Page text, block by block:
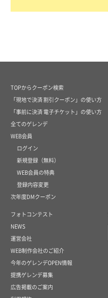
TOPからクーポン検索
「現地で決済 割引クーポン」の使い方
「事前に決済 電子チケット」の使い方
全てのゲレンデ
WEB会員
ログイン
新規登録（無料）
WEB会員の特典
登録内容変更
次年度DMクーポン
フォトコンテスト
NEWS
運営会社
WEB制作会社のご紹介
今年のゲレンデOPEN情報
提携ゲレンデ募集
広告掲載のご案内